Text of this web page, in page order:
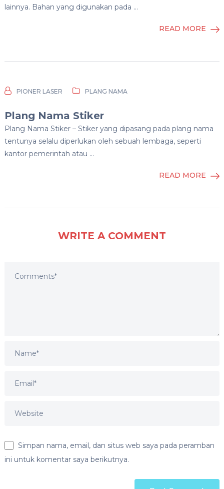
lainnya. Bahan yang digunakan pada …
READ MORE
PIONER LASER PLANG NAMA
Plang Nama Stiker
Plang Nama Stiker – Stiker yang dipasang pada plang nama
tentunya selalu diperlukan oleh sebuah lembaga, seperti
kantor pemerintah atau …
READ MORE
WRITE A COMMENT
Simpan nama, email, dan situs web saya pada peramban
ini untuk komentar saya berikutnya.